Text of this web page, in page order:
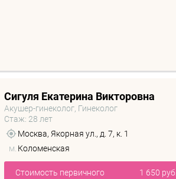
Сигуля Екатерина Викторовна
Акушер-гинеколог, Гинеколог
Стаж: 28 лет
Москва, Якорная ул., д. 7, к. 1
м. Коломенская
Стоимость первичного
1 650 руб.